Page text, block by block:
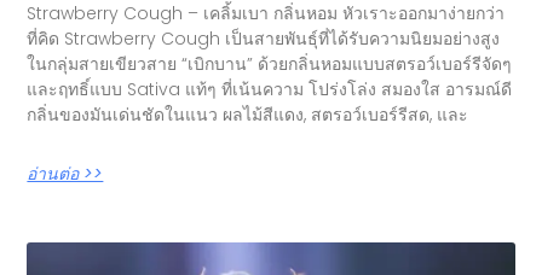
Strawberry Cough – เคลิ้มเบา กลิ่นหอม หัวเราะออกมาง่ายกว่า
ที่คิด Strawberry Cough เป็นสายพันธุ์ที่ได้รับความนิยมอย่างสูง
ในกลุ่มสายเขียวสาย “เบิกบาน” ด้วยกลิ่นหอมแบบสตรอว์เบอร์รีจัดๆ
และฤทธิ์แบบ Sativa แท้ๆ ที่เน้นความ โปร่งโล่ง สมองใส อารมณ์ดี
กลิ่นของมันเด่นชัดในแนว ผลไม้สีแดง, สตรอว์เบอร์รีสด, และ
อ่านต่อ >>